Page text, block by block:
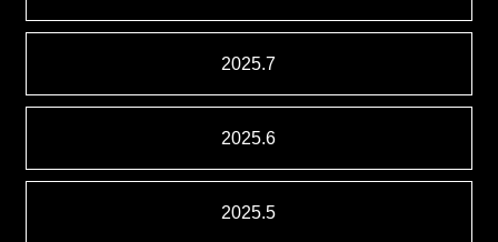
2025.7
2025.6
2025.5